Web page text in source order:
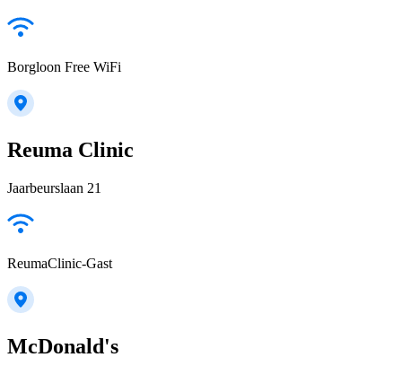
Borgloon Free WiFi
Reuma Clinic
Jaarbeurslaan 21
ReumaClinic-Gast
McDonald's